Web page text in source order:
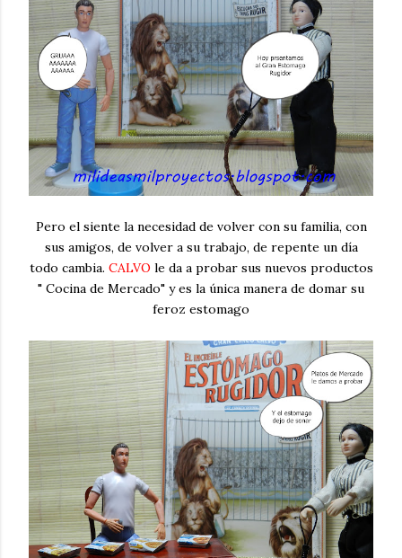
Pero el siente la necesidad de volver con su familia, con
sus amigos, de volver a su trabajo, de repente un día
todo cambia. CALVO le da a probar sus nuevos productos
" Cocina de Mercado" y es la única manera de domar su
feroz estomago